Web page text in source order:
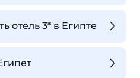
отель 3* в Египте